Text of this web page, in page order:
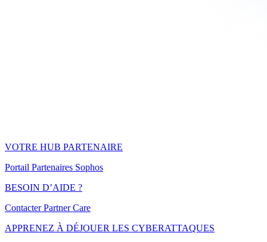
VOTRE HUB PARTENAIRE
Portail Partenaires Sophos
BESOIN D’AIDE ?
Contacter Partner Care
APPRENEZ À DÉJOUER LES CYBERATTAQUES